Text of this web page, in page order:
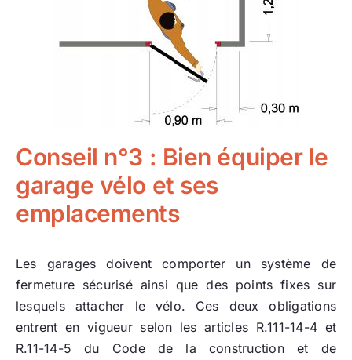
Conseil n°3 : Bien équiper le
garage vélo et ses
emplacements
Les garages doivent comporter un système de
fermeture sécurisé ainsi que des points fixes sur
lesquels attacher le vélo. Ces deux obligations
entrent en vigueur selon les articles R.111-14-4 et
R.11-14-5 du Code de la construction et de